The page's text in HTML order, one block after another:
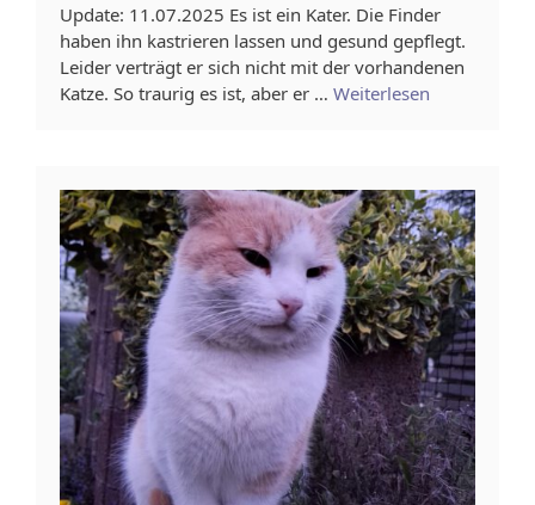
Update: 11.07.2025 Es ist ein Kater. Die Finder
haben ihn kastrieren lassen und gesund gepflegt.
Leider verträgt er sich nicht mit der vorhandenen
Katze. So traurig es ist, aber er … Weiterlesen